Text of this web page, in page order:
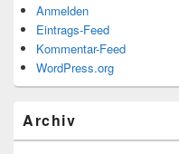
Anmelden
Eintrags-Feed
Kommentar-Feed
WordPress.org
Archiv